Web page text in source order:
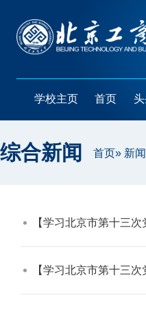
学校主页 首页
综合新闻 首页» 新
【学习北京市第十三次
【学习北京市第十三次